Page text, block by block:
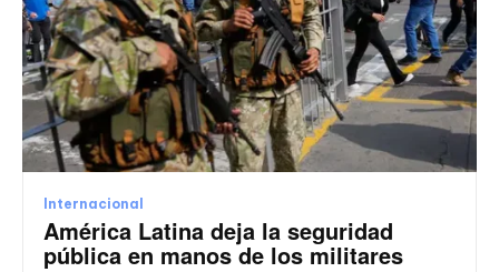
Internacional
América Latina deja la seguridad
pública en manos de los militares